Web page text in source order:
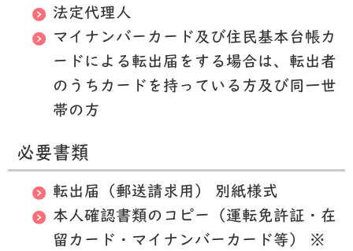
法定代理人
マイナンバーカード及び住民基本台帳カ
ードによる転出届をする場合は、転出者
のうちカードを持っている方及び同一世
帯の方
必要書類
転出届（郵送請求用） 別紙様式
本人確認書類のコピー（運転免許証・在
留カード・マイナンバーカード等） ※